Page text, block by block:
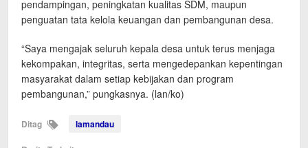
pendampingan, peningkatan kualitas SDM, maupun
penguatan tata kelola keuangan dan pembangunan desa.
“Saya mengajak seluruh kepala desa untuk terus menjaga
kekompakan, integritas, serta mengedepankan kepentingan
masyarakat dalam setiap kebijakan dan program
pembangunan,” pungkasnya. (lan/ko)
Ditag lamandau